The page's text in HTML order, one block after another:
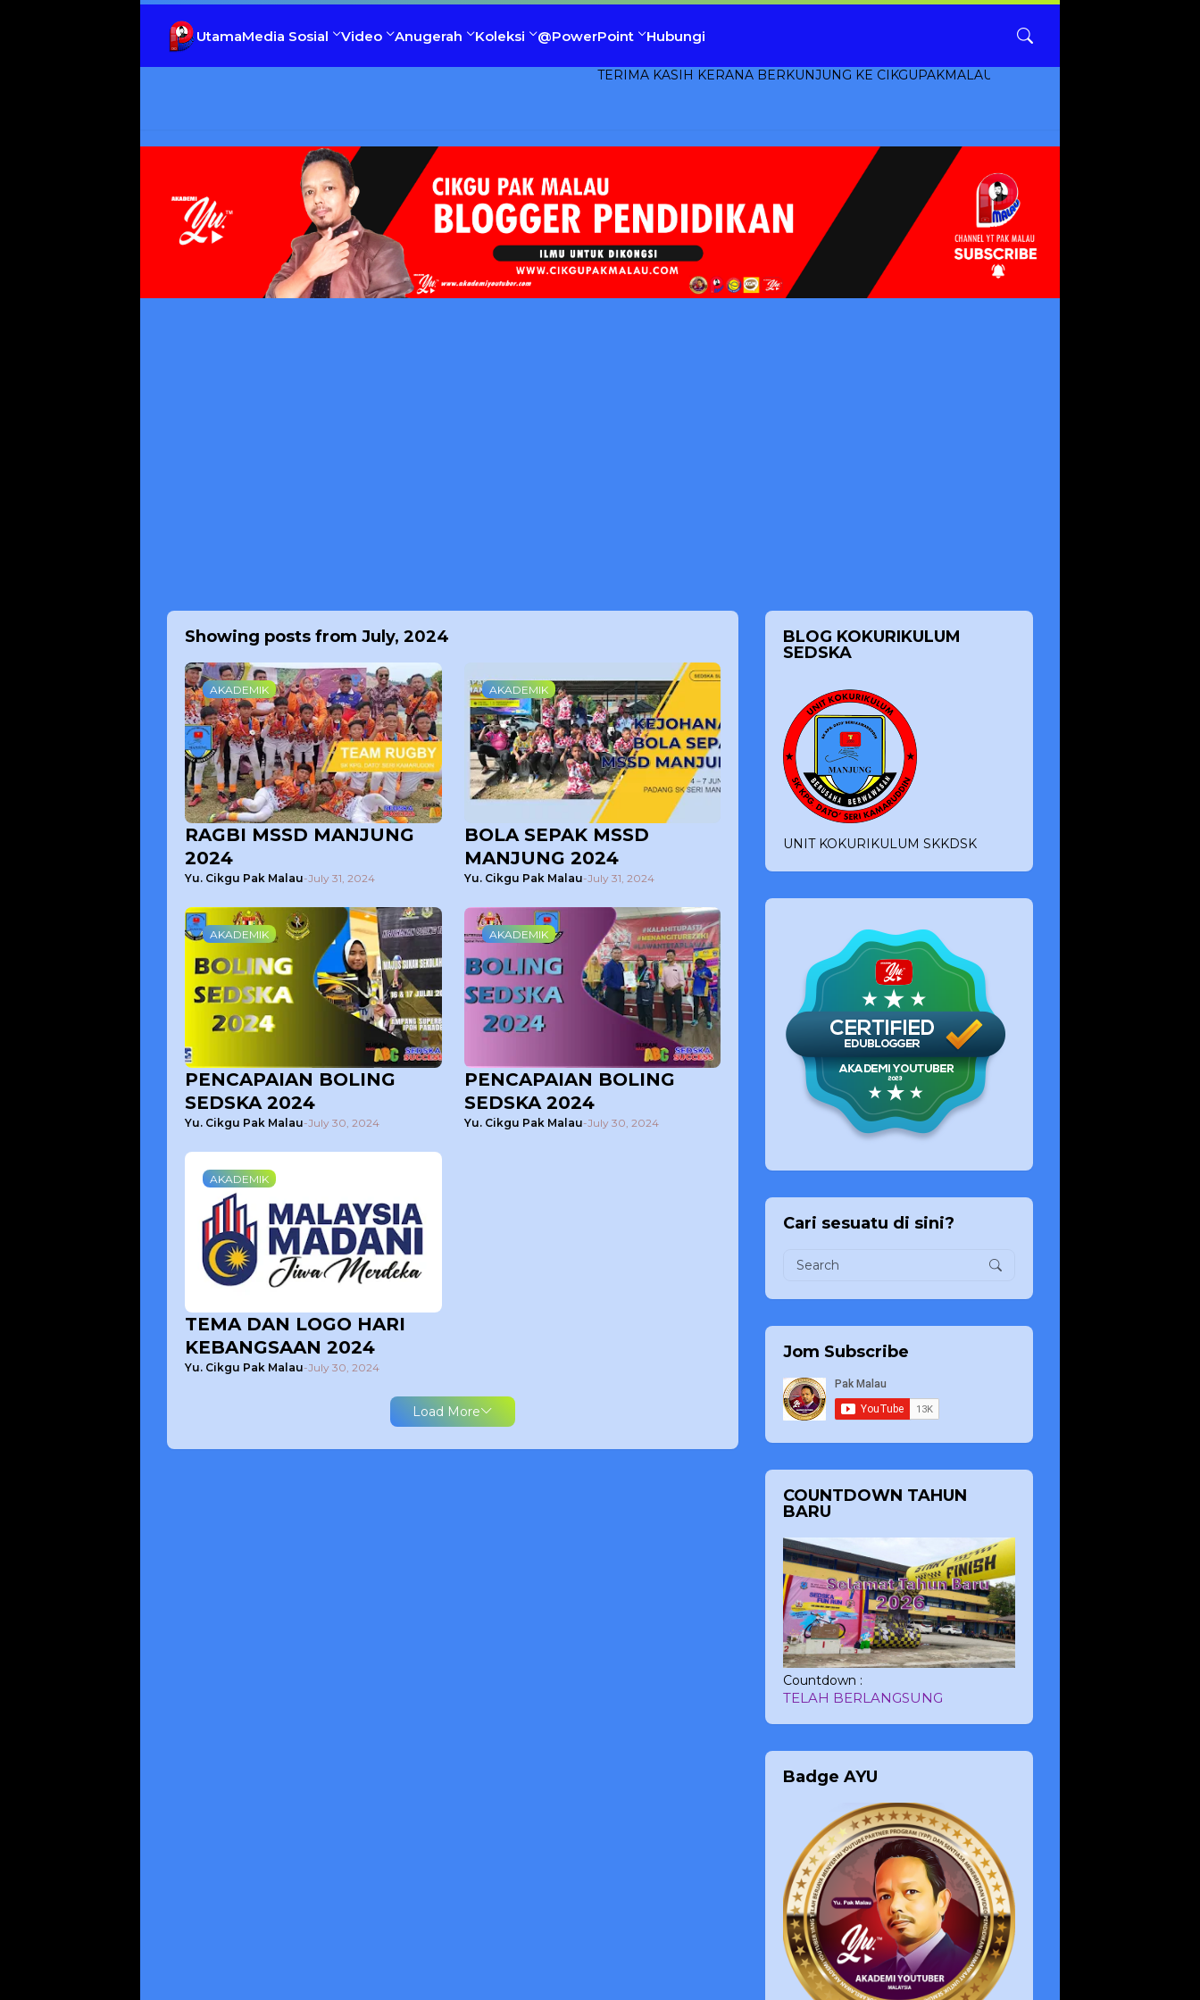
UtamaMedia Sosial Video Anugerah Koleksi @PowerPoint Hubungi
TERIMA KASIH KERANA BERKUNJUNG KE CIKGUPAKMALAU.COM
Showing posts from July, 2024
AKADEMIK
RAGBI MSSD MANJUNG
2024
Yu. Cikgu Pak Malau-July 31, 2024
AKADEMIK
BOLA SEPAK MSSD
MANJUNG 2024
Yu. Cikgu Pak Malau-July 31, 2024
AKADEMIK
PENCAPAIAN BOLING
SEDSKA 2024
Yu. Cikgu Pak Malau-July 30, 2024
AKADEMIK
PENCAPAIAN BOLING
SEDSKA 2024
Yu. Cikgu Pak Malau-July 30, 2024
AKADEMIK
TEMA DAN LOGO HARI
KEBANGSAAN 2024
Yu. Cikgu Pak Malau-July 30, 2024
Load More
BLOG KOKURIKULUM
SEDSKA
UNIT KOKURIKULUM SKKDSK
Cari sesuatu di sini?
Jom Subscribe
COUNTDOWN TAHUN
BARU
Countdown :
TELAH BERLANGSUNG
Badge AYU